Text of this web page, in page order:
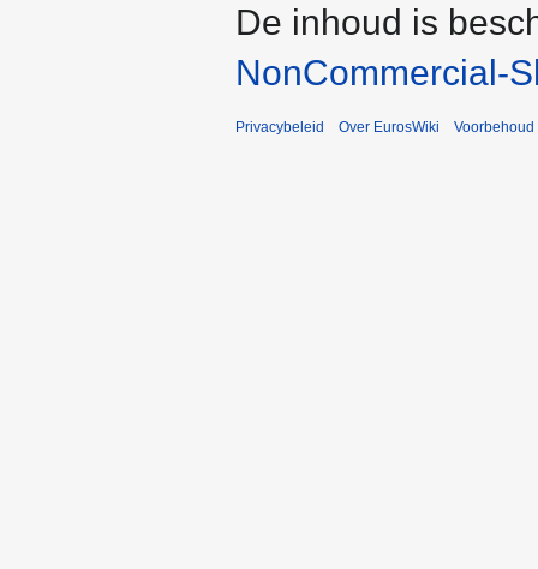
De inhoud is
NonCommercial-
Privacybeleid Over EurosWiki Voorbehoud